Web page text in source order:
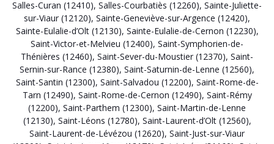
Salles-Curan (12410), Salles-Courbatiès (12260), Sainte-Juliette-
sur-Viaur (12120), Sainte-Geneviève-sur-Argence (12420),
Sainte-Eulalie-d’Olt (12130), Sainte-Eulalie-de-Cernon (12230),
Saint-Victor-et-Melvieu (12400), Saint-Symphorien-de-
Thénières (12460), Saint-Sever-du-Moustier (12370), Saint-
Sernin-sur-Rance (12380), Saint-Saturnin-de-Lenne (12560),
Saint-Santin (12300), Saint-Salvadou (12200), Saint-Rome-de-
Tarn (12490), Saint-Rome-de-Cernon (12490), Saint-Rémy
(12200), Saint-Parthem (12300), Saint-Martin-de-Lenne
(12130), Saint-Léons (12780), Saint-Laurent-d’Olt (12560),
Saint-Laurent-de-Lévézou (12620), Saint-Just-sur-Viaur